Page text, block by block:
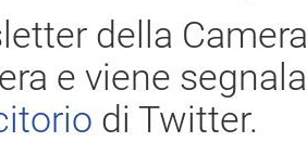
della
e viene
di Twitter.